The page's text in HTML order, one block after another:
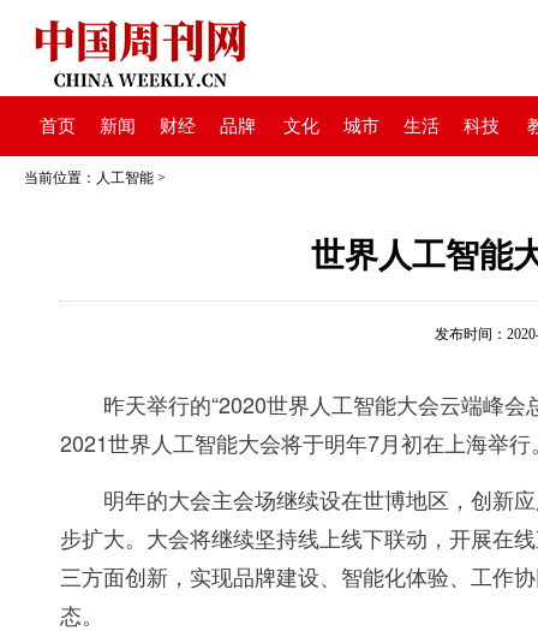
首页 新闻 财经 品牌 文化 城市 生活 科技
当前位置： 人工智能 >
世界人工智能
发布时间：
昨天举行的“2020世界人工智能大会云端峰会
2021世界人工智能大会将于明年7月初在上海举行
明年的大会主会场继续设在世博地区，创新应
步扩大。大会将继续坚持线上线下联动，开展在
三方面创新，实现品牌建设、智能化体验、工作
态。